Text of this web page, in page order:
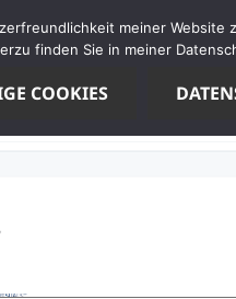
meiner
finden Sie in meiner
COOKIES